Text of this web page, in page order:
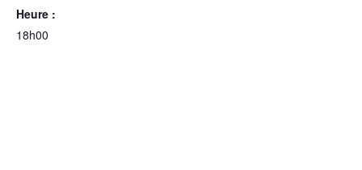
Heure :
18h00